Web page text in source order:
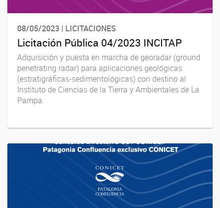
08/05/2023 | LICITACIONES
Licitación Pública 04/2023 INCITAP
Adquisición y puesta en marcha de georadar (ground
penetrating radar) para aplicaciones geológicas
(estratigráficas-sedimentológicas) con destino al
Instituto de Ciencias de la Tierra y Ambientales de La
Pampa.